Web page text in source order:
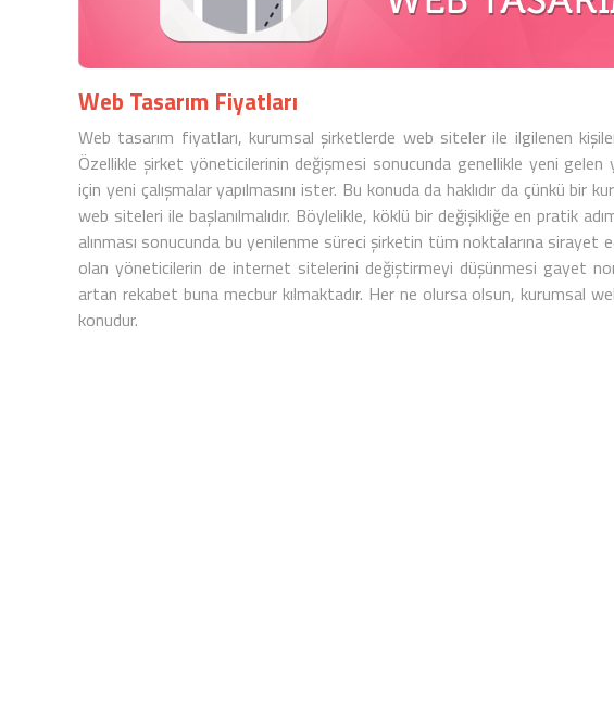
Web Tasarım Fiyatları
Web tasarım fiyatları, kurumsal şirketlerde web siteler ile ilgilenen
Özellikle şirket yöneticilerinin değişmesi sonucunda genellikle yeni gelen
için yeni çalışmalar yapılmasını ister. Bu konuda da haklıdır da çünkü bir
web siteleri ile başlanılmalıdır. Böylelikle, köklü bir değişikliğe en pratik
alınması sonucunda bu yenilenme süreci şirketin tüm noktalarına sirayet
olan yöneticilerin de internet sitelerini değiştirmeyi düşünmesi gayet
artan rekabet buna mecbur kılmaktadır. Her ne olursa olsun, kurumsal
konudur.